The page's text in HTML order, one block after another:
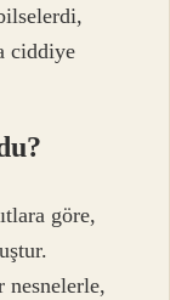
ciddiye
göre,
nesnelerle,